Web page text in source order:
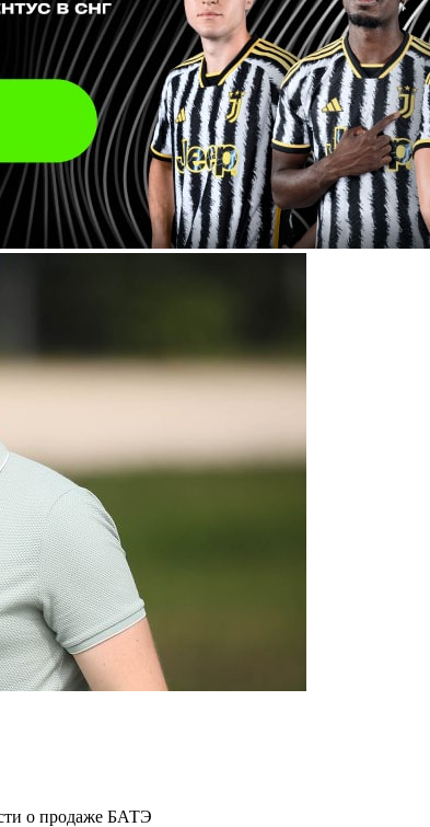
о продаже БАТЭ